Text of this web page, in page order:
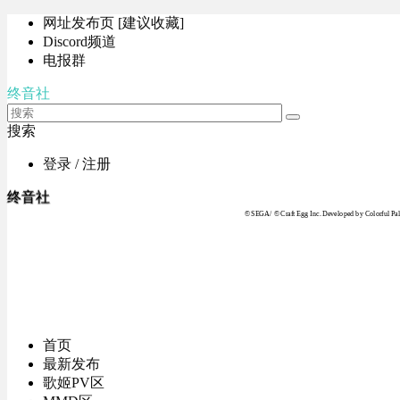
网址发布页 [建议收藏]
Discord频道
电报群
终音社
搜索
登录 / 注册
终音社
© SEGA / © Craft Egg Inc. Developed by Colorful
首页
最新发布
歌姬PV区